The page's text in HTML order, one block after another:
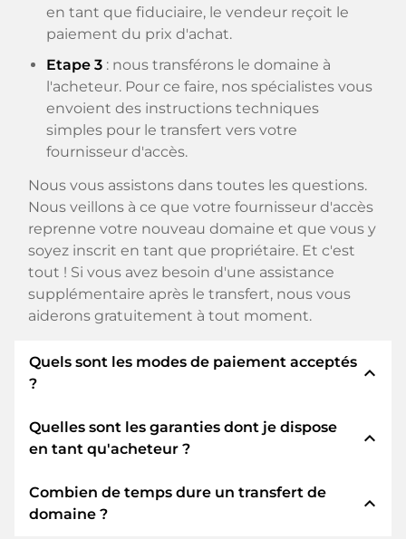
en tant que fiduciaire, le vendeur reçoit le
paiement du prix d'achat.
Etape 3 : nous transférons le domaine à
l'acheteur. Pour ce faire, nos spécialistes vous
envoient des instructions techniques
simples pour le transfert vers votre
fournisseur d'accès.
Nous vous assistons dans toutes les questions.
Nous veillons à ce que votre fournisseur d'accès
reprenne votre nouveau domaine et que vous y
soyez inscrit en tant que propriétaire. Et c'est
tout ! Si vous avez besoin d'une assistance
supplémentaire après le transfert, nous vous
aiderons gratuitement à tout moment.
Quels sont les modes de paiement acceptés
?
expand_less
Nous utilisons SEPA comme paiement anticipé
et utilisons STRIPE comme prestataire de
paiement disponibles tels que : Cartes de crédit,
PayPal, Klarna, ApplePay, GooglePay, Alipay ou
Quelles sont les garanties dont je dispose
en tant qu'acheteur ?
expand_less
En tant qu'acheteur, nous vous garantissons
toujours les sécurités suivantes. Nous nous en
Combien de temps dure un transfert de
domaine ?
expand_less